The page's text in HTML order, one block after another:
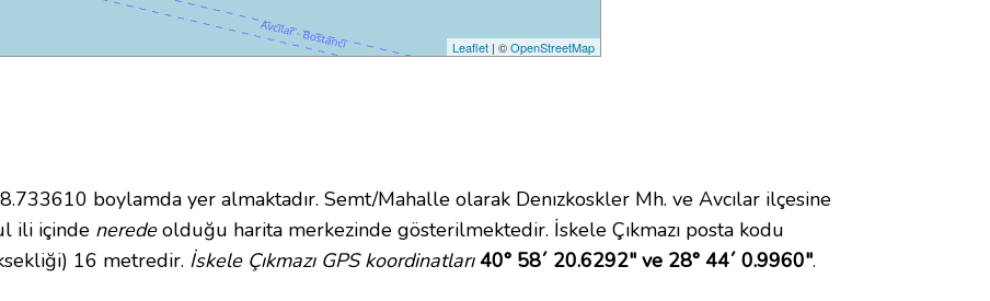
Leaflet | ©OpenStreetMap
boylamda yer almaktadır. Semt/Mahalle olarak Denızkoskler Mh. ve Avcılar ilçesine
ili içinde neredeolduğu harita merkezinde gösterilmektedir. İskele Çıkmazı posta kodu
16 metredir. İskele Çıkmazı GPS koordinatları 40° 58´ 20.6292" ve 28° 44´ 0.9960".